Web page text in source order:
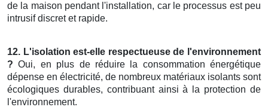
de la maison pendant l'installation, car le processus est peu
intrusif discret et rapide.
12. L'isolation est-elle respectueuse de l'environnement
? Oui, en plus de réduire la consommation énergétique
dépense en électricité, de nombreux matériaux isolants sont
écologiques durables, contribuant ainsi à la protection de
l'environnement.